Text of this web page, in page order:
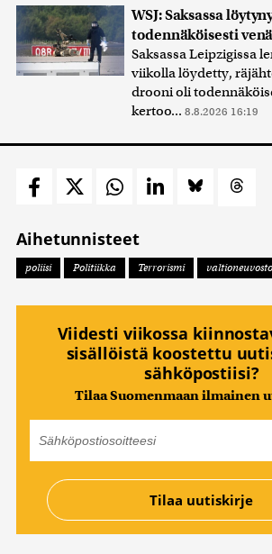
WSJ: Saksassa
todennäköisesti
Saksassa Leipzigissa
viikolla löydetty,
drooni oli
kertoo... 8.8.2026 16:19
Aihetunnisteet
poliisi Politiikka Terrorismi valtioneuvosto
Viidesti viikossa
sisällöistä koostettu
sähköpostiisi?
Tilaa Suomenmaan ilmainen